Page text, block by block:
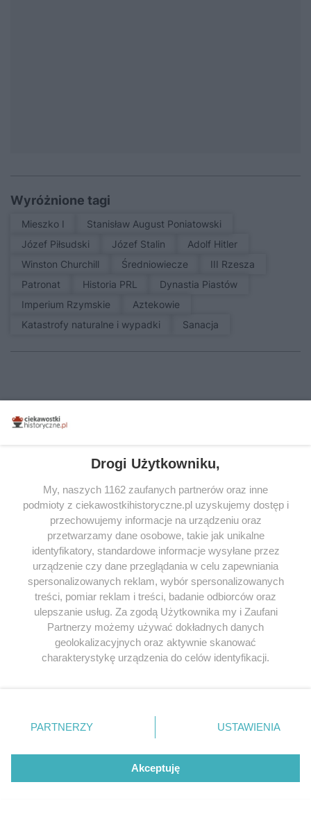
Wyróżnione tagi
Mieszko I
Stanisław August Poniatowski
Józef Piłsudski
Józef Stalin
Adolf Hitler
Winston Churchill
średniowiecze
III Rzesza
patronat
Historia PRL
Dynastia Piastów
Imperium Rzymskie
Aztekowie
Katastrofy naturalne i wypadki
sanacja
DWUDZIESTOLECIE MIĘDZYWOJENNE
Heinrich Hoffmann – nadworny
stworzył charakterystyczny wizerunek, który
28 czerwca 2022 | Autorzy:Maria Procner
Tragicznie
albo… ...
Adolfem Hitlerem
Grochot
Drogi Użytkowniku,
My, naszych 1162 zaufanych partnerów oraz inne
podmioty z ciekawostkihistoryczne.pl uzyskujemy dostęp i
przechowujemy informacje na urządzeniu oraz
przetwarzamy dane osobowe, takie jak unikalne
identyfikatory, standardowe informacje wysyłane przez
urządzenie czy dane przeglądania w celu zapewniania
spersonalizowanych reklam, wybór spersonalizowanych
treści, pomiar reklam i treści, badanie odbiorców oraz
ulepszanie usług. Za zgodą Użytkownika my i Zaufani
Partnerzy możemy używać dokładnych danych
geolokalizacyjnych oraz aktywnie skanować
charakterystykę urządzenia do celów identyfikacji.
zmienić/wycofać klikając przycisk ustawień prywatności
znajdujący się w lewym dolnym rogu strony
. Niektóre
użytkownika, ale masz prawo sprzeciwić się takiemu
przetwarzaniu. Preferencje będą miały zastosowania tylko
PARTNERZY USTAWIENIA
Akceptuję